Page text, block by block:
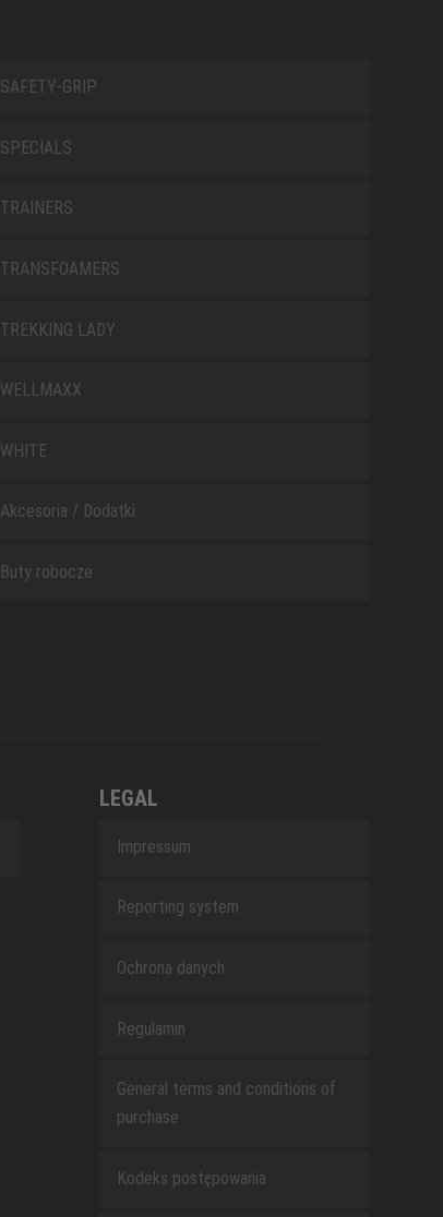
SAFETY-GRIP
SPECIALS
TRAINERS
TRANSFOAMERS
TREKKING LADY
WELLMAXX
WHITE
Akcesoria / Dodatki
Buty robocze
LEGAL
Impressum
Reporting system
Ochrona danych
Regulamin
General terms and conditions of
purchase
Kodeks postępowania